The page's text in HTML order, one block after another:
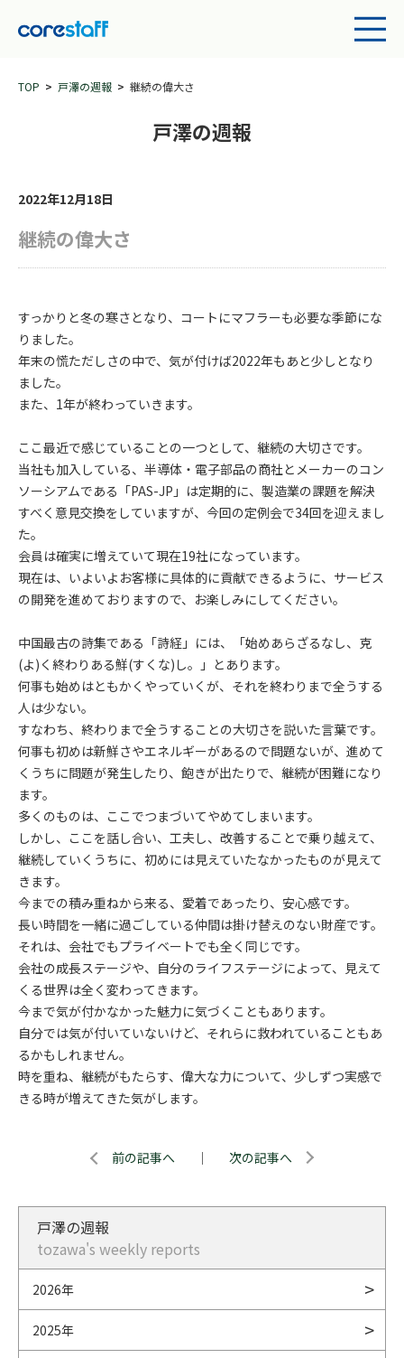
TOP 戸澤の週報 継続の偉大さ
戸澤の週報
2022年12月18日
継続の偉大さ
すっかりと冬の寒さとなり、コートにマフラーも必要な季節にな
りました。
年末の慌ただしさの中で、気が付けば2022年もあと少しとなり
ました。
また、1年が終わっていきます。
ここ最近で感じていることの一つとして、継続の大切さです。
当社も加入している、半導体・電子部品の商社とメーカーのコン
ソーシアムである「PAS-JP」は定期的に、製造業の課題を解決
すべく意見交換をしていますが、今回の定例会で34回を迎えまし
た。
会員は確実に増えていて現在19社になっています。
現在は、いよいよお客様に具体的に貢献できるように、サービス
の開発を進めておりますので、お楽しみにしてください。
中国最古の詩集である「詩経」には、「始めあらざるなし、克
(よ)く終わりある鮮(すくな)し。」とあります。
何事も始めはともかくやっていくが、それを終わりまで全うする
人は少ない。
すなわち、終わりまで全うすることの大切さを説いた言葉です。
何事も初めは新鮮さやエネルギーがあるので問題ないが、進めて
くうちに問題が発生したり、飽きが出たりで、継続が困難になり
ます。
多くのものは、ここでつまづいてやめてしまいます。
しかし、ここを話し合い、工夫し、改善することで乗り越えて、
継続していくうちに、初めには見えていたなかったものが見えて
きます。
今までの積み重ねから来る、愛着であったり、安心感です。
長い時間を一緒に過ごしている仲間は掛け替えのない財産です。
それは、会社でもプライベートでも全く同じです。
会社の成長ステージや、自分のライフステージによって、見えて
くる世界は全く変わってきます。
今まで気が付かなかった魅力に気づくこともあります。
自分では気が付いていないけど、それらに救われていることもあ
るかもしれません。
時を重ね、継続がもたらす、偉大な力について、少しずつ実感で
きる時が増えてきた気がします。
前の記事へ ｜ 次の記事へ
戸澤の週報
tozawa's weekly reports
2026年
2025年